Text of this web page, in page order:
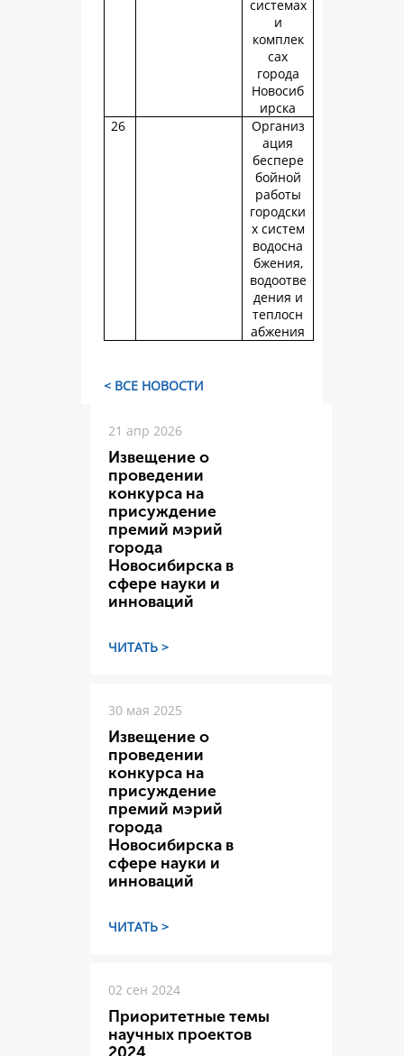
системах
и
комплек
сах
города
Новосиб
ирска
26
Организ
ация
беспере
бойной
работы
городски
х систем
водосна
бжения,
водоотве
дения и
теплосн
абжения
< ВСЕ НОВОСТИ
21 апр 2026
Извещение о
проведении
конкурса на
присуждение
премий мэрий
города
Новосибирска в
сфере науки и
инноваций
ЧИТАТЬ >
30 мая 2025
Извещение о
проведении
конкурса на
присуждение
премий мэрий
города
Новосибирска в
сфере науки и
инноваций
ЧИТАТЬ >
02 сен 2024
Приоритетные темы
научных проектов